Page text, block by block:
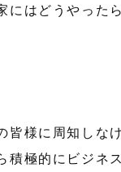
にはどうやった
皆様に周知しな
積極的にビジネ